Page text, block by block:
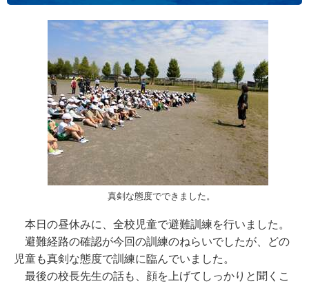
真剣な態度でできました。
本日の昼休みに、全校児童で避難訓練を行いました。
避難経路の確認が今回の訓練のねらいでしたが、どの
児童も真剣な態度で訓練に臨んでいました。
最後の校長先生の話も、顔を上げてしっかりと聞くこ